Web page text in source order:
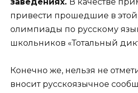
привести прошедшие в этой
олимпиады по русскому
школьников «Тотальный
Конечно же, нельзя не
вносит русскоязычное